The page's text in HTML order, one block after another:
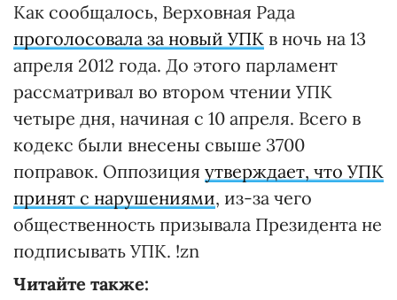
Как сообщалось, Верховная Рада
проголосовала за новый УПК в ночь на 13
апреля 2012 года. До этого парламент
рассматривал во втором чтении УПК
четыре дня, начиная с 10 апреля. Всего в
кодекс были внесены свыше 3700
поправок. Оппозиция утверждает, что УПК
принят с нарушениями, из-за чего
общественность призывала Президента не
подписывать УПК. !zn
Читайте также: